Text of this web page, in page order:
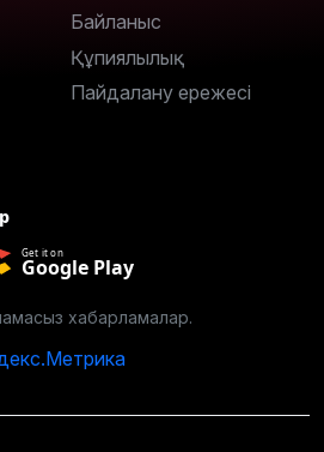
Байланыс
Құпиялылық
Пайдалану ережесі
Get it on
Google Play
хабарламалар.